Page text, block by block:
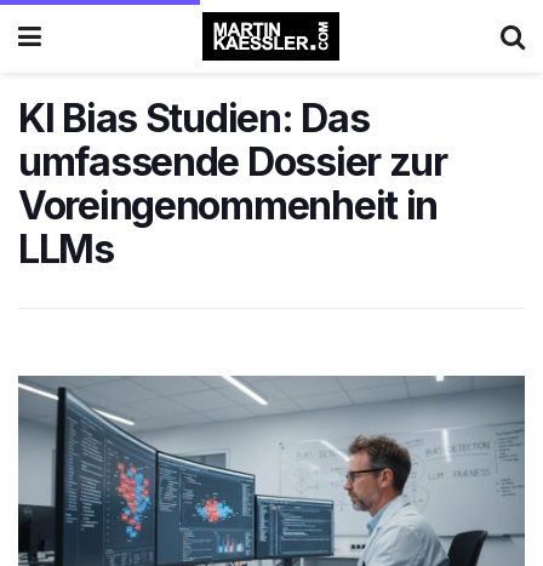
KI Bias Studien: Das
umfassende Dossier zur
Voreingenommenheit in
LLMs